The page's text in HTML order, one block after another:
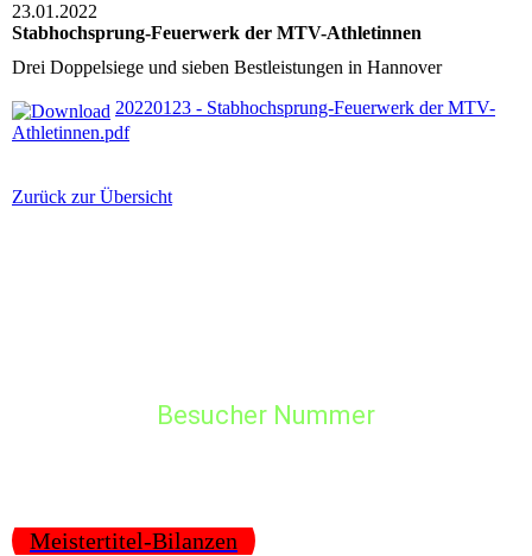
23.01.2022
Stabhochsprung-Feuerwerk der MTV-Athletinnen
Drei Doppelsiege und sieben Bestleistungen in Hannover
20220123 - Stabhochsprung-Feuerwerk der MTV-
Athletinnen.pdf
Zurück zur Übersicht
Besucher Nummer
Meistertitel-Bilanzen